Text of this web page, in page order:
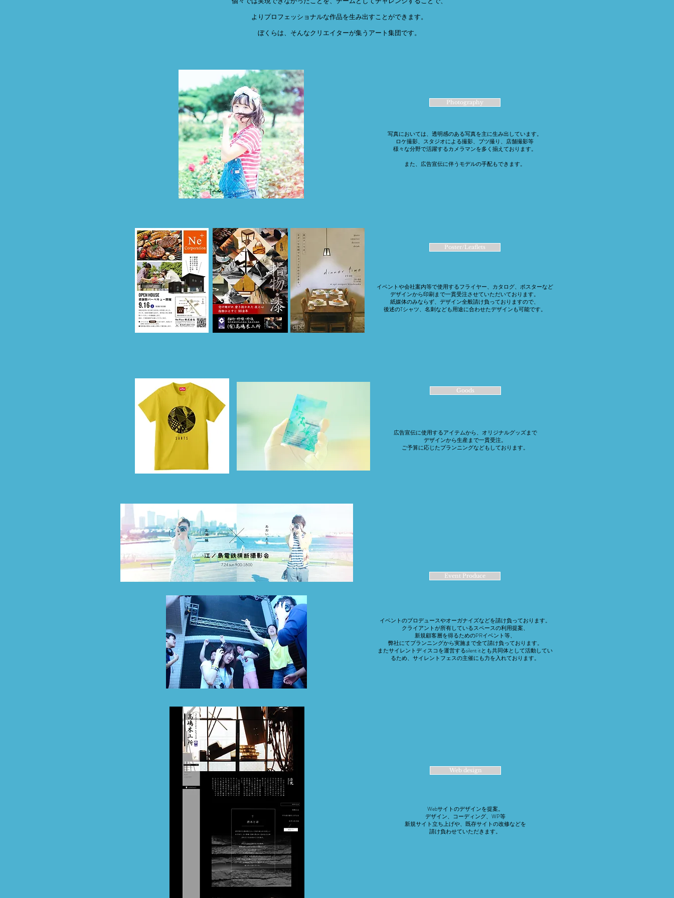
よりプロフェッショナルな作品を生み出すことができます。
ぼくらは、そんなクリエイターが集うアート集団です。
Photography
​写真においては、透明感のある写真を主に生み出しています。
ロケ撮影、スタジオによる撮影、ブツ撮り、店舗撮影等
様々な分野で活躍するカメラマンを多く揃えております。
また、広告宣伝に伴うモデルの手配もできます。
Poster/Leaflets
イベントや会社案内等で使用するフライヤー、カタログ、ポスターなど
デザインから印刷まで一貫受注させていただいております。
紙媒体のみならず、デザイン全般請け負っておりますので、
​後述のTシャツ、名刺なども用途に合わせたデザインも可能です。
Goods
広告宣伝に使用するアイテムから、オリジナルグッズまで
デザインから生産まで一貫受注。
​ご予算に応じたプランニングなどもしております。
Event Produce
イベントのプロデュースやオーガナイズなどを請け負っております。
クライアントが所有しているスペースの利用提案、
新規顧客層を得るためのPRイベント等、
​弊社にてプランニングから実施まで全て請け負っております。
またサイレントディスコを運営するsilent itとも共同体として活動して​い
るため、サイレントフェスの主催にも力を入れております。
Web design
Webサイトのデザインを提案。
デザイン、コーディング、WP等
新規サイト立ち上げや、既存サイトの改修などを
​請け負わせていただきます。